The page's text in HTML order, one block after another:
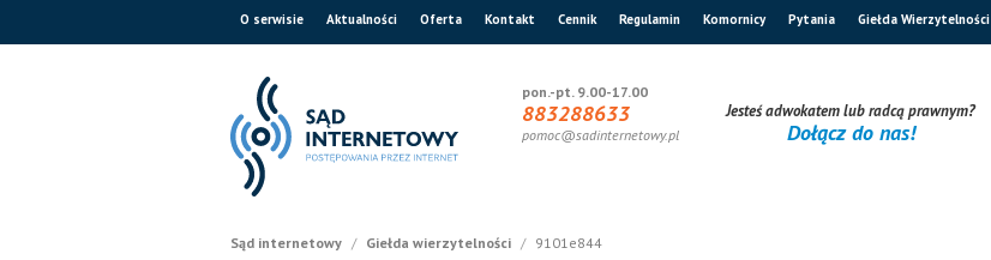
O serwisie Aktualności Oferta Kontakt Cennik Regulamin Komornicy Pytania Giełda Wierzytelności
pon.-pt. 9.00-17.00
883288633
pomoc@sadinternetowy.pl
Jesteś adwokatem lub radcą prawnym?
Dołącz do nas!
Sąd internetowy / Giełda wierzytelności / 9101e844